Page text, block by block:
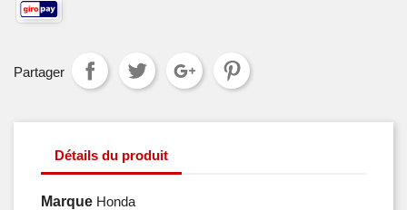
Partager
Détails du produit
Marque Honda